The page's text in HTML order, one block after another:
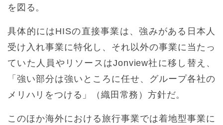
を図る。
具体的にはHISの直接事業は、強みがある日本人
受け入れ事業に特化し、それ以外の事業に当たっ
ていた人員やリソースはJonview社に移し替え、
「強い部分は強いところに任せ、グループ各社の
メリハリをつける」（織田常務）方針だ。
このほか海外における旅行事業では着地型事業に